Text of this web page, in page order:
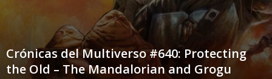
Crónicas del Multiverso #640: Protecting
the Old – The Mandalorian and Grogu